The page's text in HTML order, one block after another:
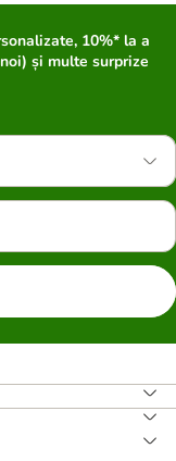
10%* la a
și multe surprize